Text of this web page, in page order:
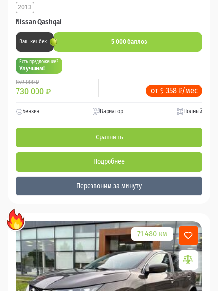
Nissan Qashqai
2013
Ваш кешбек 5 000 баллов
Есть предложение?
Улучшим!
859 000 ₽
730 000 ₽ от 9 358 ₽/мес
Бензин Вариатор Полный
Сравнить
Подробнее
Перезвоним за минуту
71 480 км